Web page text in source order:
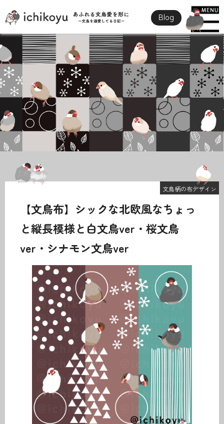
Blog
【文鳥布】シックな北欧風なちょっ
と縦長模様と白文鳥ver・桜文鳥
ver・シナモン文鳥ver
文鳥柄の布デザイン